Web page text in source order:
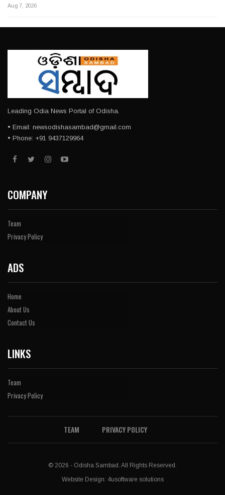
Aug 7, 2026
Leading Odia News Portal of Odisha.
• Email: newsodishasambad@gmail.com
• Phone: +91 9437129964
COMPANY
Team
Privacy Policy
ADS
Home
About Us
Contact Us
LINKS
Team
Privacy Policy
TEAM PRIVACY POLICY
© 2026 - Odisha Sambad. All Rights Reserved.
Website Design: 4usoftware solutions